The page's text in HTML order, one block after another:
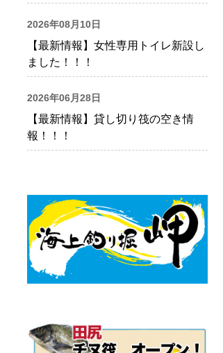
2026年08月10日
【最新情報】女性専用トイレ新設し
ました！！！
2026年06月28日
【最新情報】貸し切り筏の空き情
報！！！